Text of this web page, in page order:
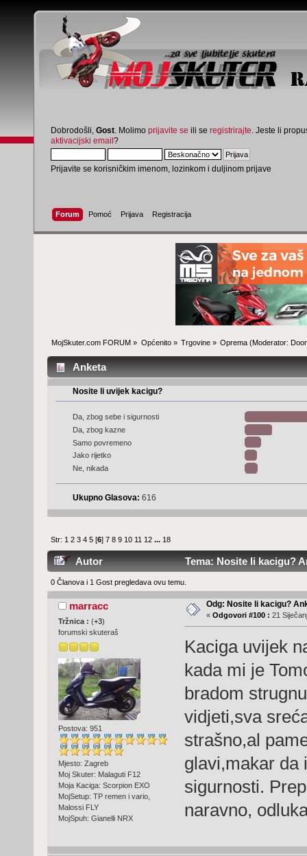
Dobrodošli, Gost . Molimo prijavite se ili se registrirajte . Jeste li
aktivacijski email?
Prijavite se korisničkim imenom, lozinkom i duljinom prijave
Forum Pomoć Prijava Registracija
MojSkuter.com FORUM » Općenito» Trgovine» Oprema (Moderator:
Anketa
Nosite li uvijek kacigu?
Da, zbog sebe i sigurnosti
Da, zbog kazne
Samo povremeno
Jako rijetko
Ne, nikada
Ukupno Glasova: 616
Str: 1 2 3 4 5 [6]7 8 9 10 11 12 ... 18
Autor Tema: Nosite li kacigu?
0 Članova i 1 Gost pregledava ovu temu.
marracc
Tržnica : (+3)
forumski skuteraš
Postova: 951
Mjesto: Zagreb
Moj Skuter: Malaguti F12
Moja Kaciga: Scorpion EXO
MojSetup: TP remen i vario,
Malossi FLY
MojSpuh: Gianelli NRX
Odg: Nosite li kacigu?
« Odgovori #100 : 21
Kaciga uvijek
kada mi je
bradom
vidjeti,sva
strašno,al
glavi,makar da
sigurnosti.
naravno,